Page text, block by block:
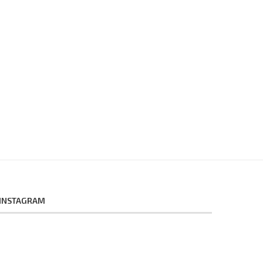
INSTAGRAM